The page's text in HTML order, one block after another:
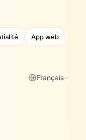
App web
Français